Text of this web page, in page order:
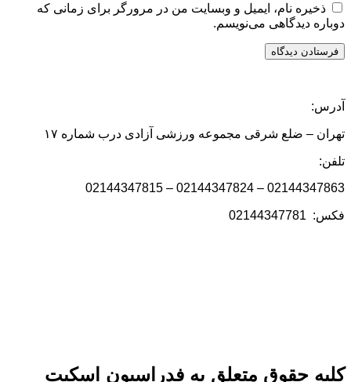
ذخیره نام، ایمیل و وبسایت من در مرورگر برای زمانی که
دوباره دیدگاهی می‌نویسم.
آدرس:
تهران – ضلع شرقی مجموعه ورزشی آزادی درب شماره ۱۷
تلفن:
02144347863 – 02144347824 – 02144347815
فکس: 02144347781
کلیه حقوق متعلق به فدراسیون اسکیت